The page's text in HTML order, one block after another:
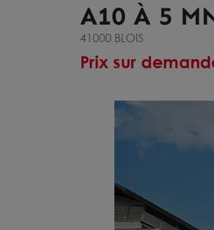
A10 À 5
41000 BLOIS
Prix sur